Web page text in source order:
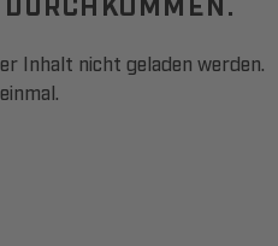
Inhalt nicht geladen werden.